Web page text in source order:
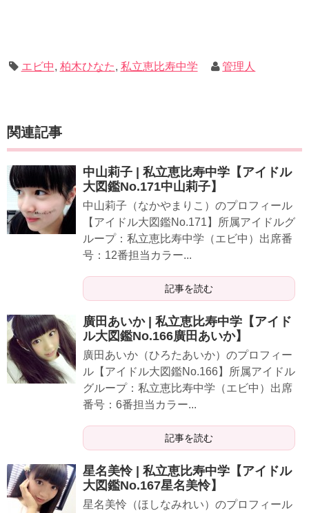
エビ中, 柏木ひなた, 私立恵比寿中学 管理人
関連記事
中山莉子 | 私立恵比寿中学【アイドル
大図鑑No.171中山莉子】
中山莉子（なかやまりこ）のプロフィール
【アイドル大図鑑No.171】所属アイドルグ
ループ：私立恵比寿中学（エビ中）出席番
号：12番担当カラー...
記事を読む
廣田あいか | 私立恵比寿中学【アイド
ル大図鑑No.166廣田あいか】
廣田あいか（ひろたあいか）のプロフィー
ル【アイドル大図鑑No.166】所属アイドル
グループ：私立恵比寿中学（エビ中）出席
番号：6番担当カラー...
記事を読む
星名美怜 | 私立恵比寿中学【アイドル
大図鑑No.167星名美怜】
星名美怜（ほしなみれい）のプロフィール